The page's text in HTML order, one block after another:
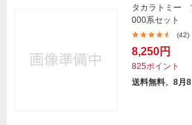
タカラトミー
000系セット
(42)
8,250円
825ポイント
送料無料、8月8